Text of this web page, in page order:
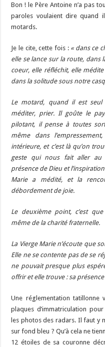
Bon ! le Père Antoine n’a pas
paroles voulaient dire quand
motards.
Je le cite, cette fois : « dans ce
elle se lance sur la route, dans
coeur, elle réfléchit, elle
dans la solitude sous notre
Le motard, quand il est
méditer, prier. Il goûte le
pilotant, il pense à toutes
même dans
intérieure, et c’est là qu’on
geste qui nous fait aller au
présence de Dieu et
Marie a médité, et la
débordement de joie.
Le deuxième point, c’est
même de la charité fraternelle.
La Vierge Marie n’écoute que
Elle ne se contente pas de se
ne pouvait presque plus
offrir et elle trouve : sa
Une réglementation
plaques d’immatriculation
les photos des radars. Il faut y
sur fond bleu ? Qu’à cela ne
12 étoiles de sa couronne